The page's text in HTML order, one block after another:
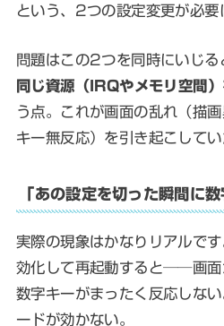
という、2つの設定変更が必要
問題はこの2つを同時にいじる
同じ資源（IRQやメモリ空間
う点。これが画面の乱れ（描
キー無反応）を引き起こしてい
「あの設定を切った瞬間に
実際の現象はかなりリアルで
効化して再起動すると──画面
数字キーがまったく反応しな
ードが効かない。